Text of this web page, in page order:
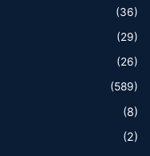
(36)
(29)
(26)
(589)
(8)
(2)